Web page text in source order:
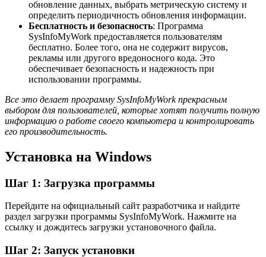
обновление данных, выбрать метрическую систему и
определить периодичность обновления информации.
Бесплатность и безопасность: Программа
SysInfoMyWork предоставляется пользователям
бесплатно. Более того, она не содержит вирусов,
рекламы или другого вредоносного кода. Это
обеспечивает безопасность и надежность при
использовании программы.
Все это делает программу SysInfoMyWork прекрасным
выбором для пользователей, которые хотят получить полную
информацию о работе своего компьютера и контролировать
его производительность.
Установка на Windows
Шаг 1: Загрузка программы
Перейдите на официальный сайт разработчика и найдите
раздел загрузки программы SysInfoMyWork. Нажмите на
ссылку и дождитесь загрузки установочного файла.
Шаг 2: Запуск установки